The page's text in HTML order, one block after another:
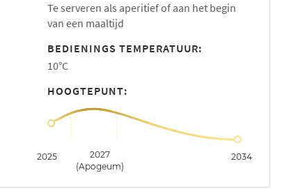
Te serveren als aperitief of aan het begin
van een maaltijd
BEDIENINGS TEMPERATUUR:
10°C
HOOGTEPUNT:
2025
2027
(Apogeum)
2034